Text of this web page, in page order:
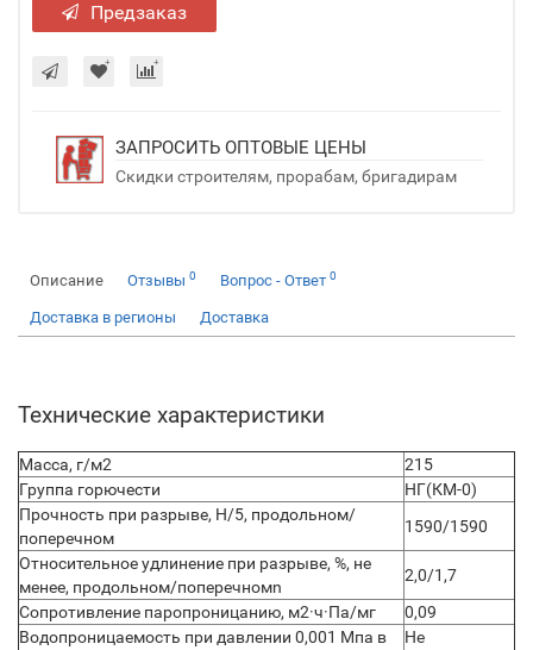
Предзаказ
ЗАПРОСИТЬ ОПТОВЫЕ ЦЕНЫ
Скидки строителям, прорабам, бригадирам
Описание Отзывы 0 Вопрос - Ответ 0
Доставка в регионы Доставка
Технические характеристики
Масса, г/м2
215
Группа горючести
НГ(КМ-0)
Прочность при разрыве, Н/5, продольном/
поперечном
1590/1590
Относительное удлинение при разрыве, %, не
менее, продольном/поперечномn
2,0/1,7
Сопротивление паропроницанию, м2·ч·Па/мг
0,09
Водопроницаемость при давлении 0,001 Мпа в
Не